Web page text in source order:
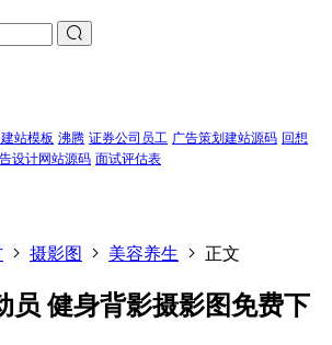
站模板 沸腾 证券公司员工 广告策划建站源码 回想
设计网站源码 面试评估表
摄影图 美容养生 正文
员 健身背影摄影图免费下